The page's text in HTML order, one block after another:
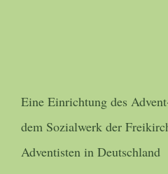
Eine Einrichtung des
dem Sozialwerk der
Adventisten in Deutschland